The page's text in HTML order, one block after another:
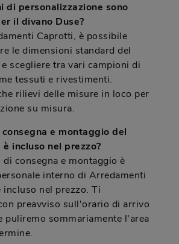
di personalizzazione sono
il divano Duse?
Caprotti, è possibile
le dimensioni standard del
scegliere tra vari campioni di
tessuti e rivestimenti.
rilievi delle misure in loco per
su misura.
e montaggio del
incluso nel prezzo?
consegna e montaggio è
interno di Arredamenti
incluso nel prezzo. Ti
preavviso sull'orario di arrivo
puliremo sommariamente l'area